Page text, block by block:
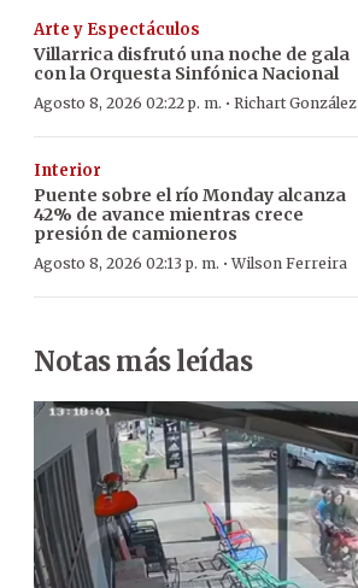
Arte y Espectáculos
Villarrica disfrutó una noche de gala
con la Orquesta Sinfónica Nacional
Agosto 8, 2026 02:22 p. m. · Richart González
Interior
Puente sobre el río Monday alcanza
42% de avance mientras crece
presión de camioneros
Agosto 8, 2026 02:13 p. m. ·Wilson Ferreira
Notas más leídas